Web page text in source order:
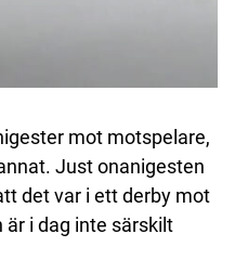
mot motspelare,
Just onanigesten
det var i ett derby mot
i dag inte särskilt